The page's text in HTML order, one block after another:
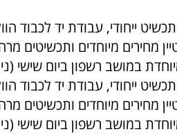
ייחודי, עבודת יד לכבוד
מחירים מיוחדים ותכשיטים
במושב רשפון ביום שישי
ייחודי, עבודת יד לכבוד
מחירים מיוחדים ותכשיטים
במושב רשפון ביום שישי